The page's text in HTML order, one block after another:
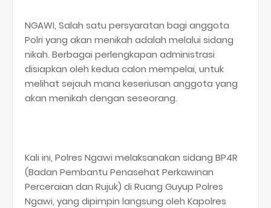
NGAWI, Salah satu persyaratan bagi anggota
Polri yang akan menikah adalah melalui sidang
nikah. Berbagai perlengkapan administrasi
disiapkan oleh kedua calon mempelai, untuk
melihat sejauh mana keseriusan anggota yang
akan menikah dengan seseorang.
Kali ini, Polres Ngawi melaksanakan sidang BP4R
(Badan Pembantu Penasehat Perkawinan
Perceraian dan Rujuk) di Ruang Guyup Polres
Ngawi, yang dipimpin langsung oleh Kapolres